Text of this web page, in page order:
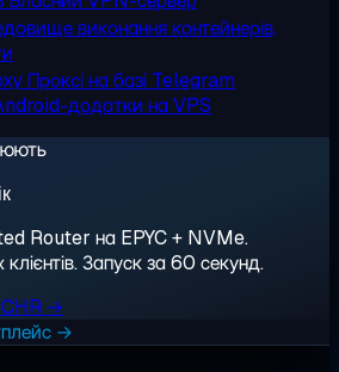
виконання контейнерів,
Проксі на базі Telegram
додатки на VPS
Router на EPYC + NVMe.
Запуск за 60 секунд.
→
→